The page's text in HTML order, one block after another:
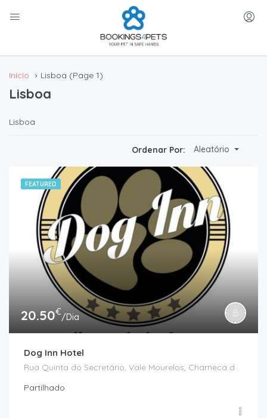
Início Lisboa (Page 1)
Lisboa
Lisboa
Ordenar Por: Aleatório
FEATURED
20.50€/Dia
Dog Inn Hotel
Rua Quinta do Secretário, Vale Mourelos, Charneca de Caparica e Sobreda, Almada, Setúbal
Partilhado